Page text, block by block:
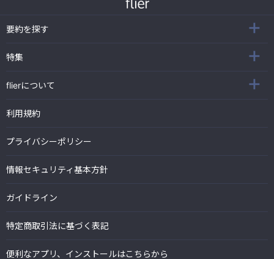
要約を探す
特集
flierについて
利用規約
プライバシーポリシー
情報セキュリティ基本方針
ガイドライン
特定商取引法に基づく表記
便利なアプリ、インストールはこちらから